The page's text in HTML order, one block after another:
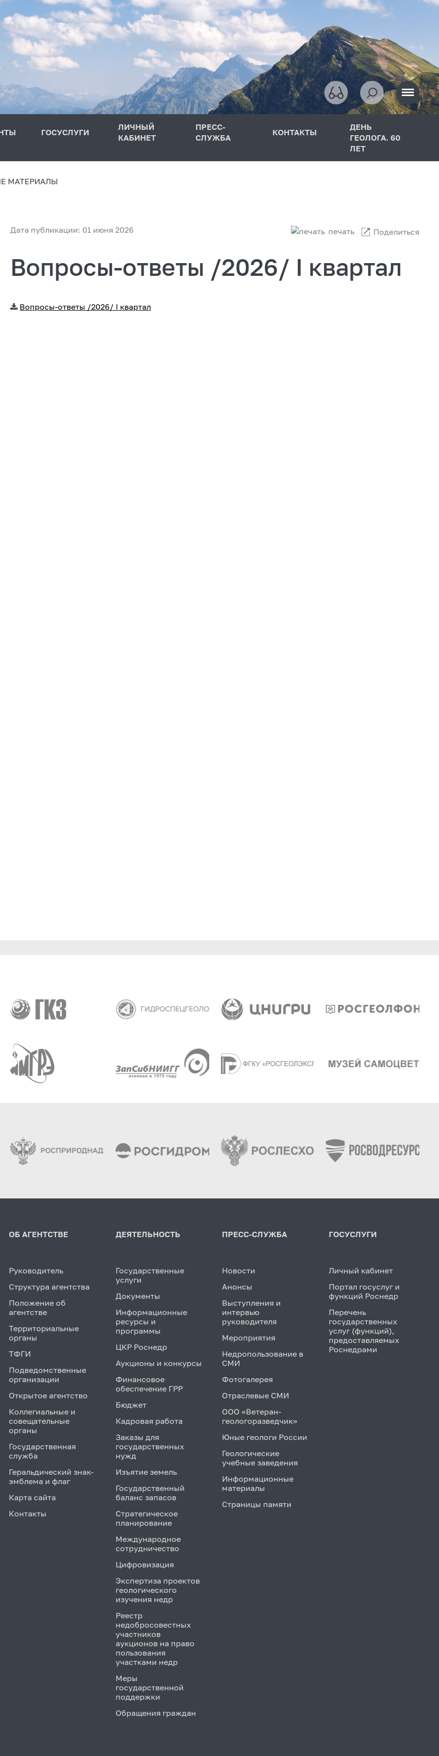
ГОСУСЛУГИ
ЛИЧНЫЙ
КАБИНЕТ
ПРЕСС-
СЛУЖБА
КОНТАКТЫ
ДЕНЬ
ГЕОЛОГА. 60
ЛЕТ
МАТЕРИАЛЫ
Дата публикации: 01 июня 2026 печать Поделиться
Вопросы-ответы /2026/ I квартал
Вопросы-ответы /2026/ I квартал
ОБ АГЕНТСТВЕ
Руководитель
Структура агентства
Положение об
агентстве
Территориальные
органы
ТФГИ
Подведомственные
организации
Открытое агентство
Коллегиальные и
совещательные
органы
Государственная
служба
Геральдический знак-
эмблема и флаг
Карта сайта
Контакты
ДЕЯТЕЛЬНОСТЬ
Государственные
услуги
Документы
Информационные
ресурсы и
программы
ЦКР Роснедр
Аукционы и конкурсы
Финансовое
обеспечение ГРР
Бюджет
Кадровая работа
Заказы для
государственных
нужд
Изъятие земель
Государственный
баланс запасов
Стратегическое
планирование
Международное
сотрудничество
Цифровизация
Экспертиза проектов
геологического
изучения недр
Реестр
недобросовестных
участников
аукционов на право
пользования
участками недр
Меры
государственной
поддержки
Обращения граждан
ПРЕСС-СЛУЖБА
Новости
Анонсы
Выступления и
интервью
руководителя
Мероприятия
Недропользование в
СМИ
Фотогалерея
Отраслевые СМИ
ООО «Ветеран-
геологоразведчик»
Юные геологи России
Геологические
учебные заведения
Информационные
материалы
Страницы памяти
ГОСУСЛУГИ
Личный кабинет
Портал госуслуг и
функций Роснедр
Перечень
государственных
услуг (функций),
предоставляемых
Роснедрами